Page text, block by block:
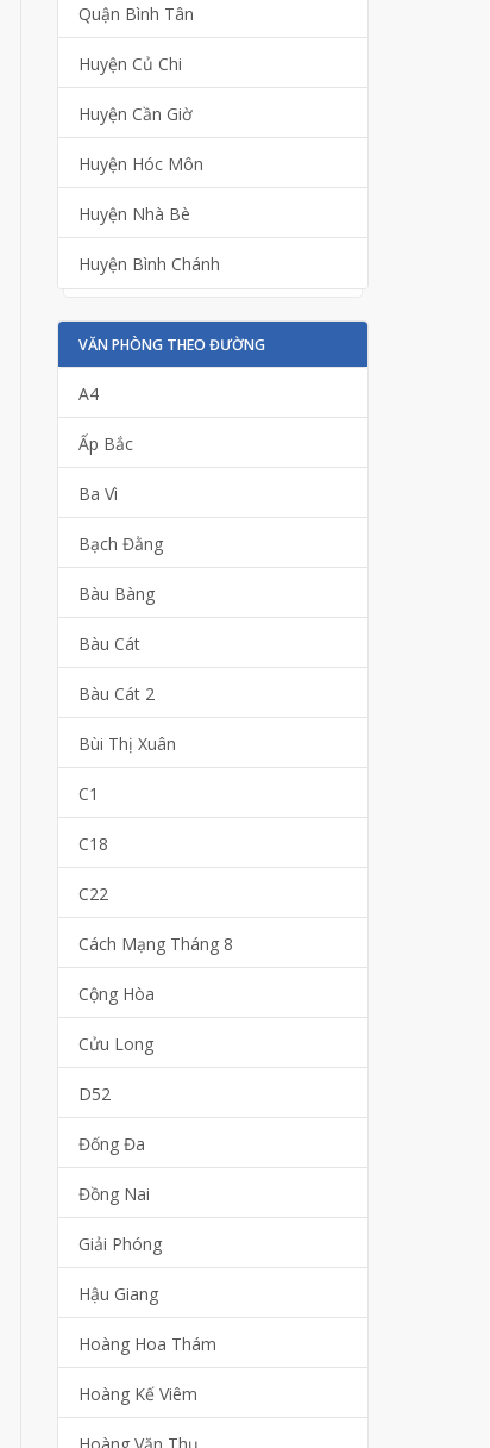
Quận Bình Tân
Huyện Củ Chi
Huyện Cần Giờ
Huyện Hóc Môn
Huyện Nhà Bè
Huyện Bình Chánh
VĂN PHÒNG THEO ĐƯỜNG
A4
Ấp Bắc
Ba Vì
Bạch Đằng
Bàu Bàng
Bàu Cát
Bàu Cát 2
Bùi Thị Xuân
C1
C18
C22
Cách Mạng Tháng 8
Cộng Hòa
Cửu Long
D52
Đống Đa
Đồng Nai
Giải Phóng
Hậu Giang
Hoàng Hoa Thám
Hoàng Kế Viêm